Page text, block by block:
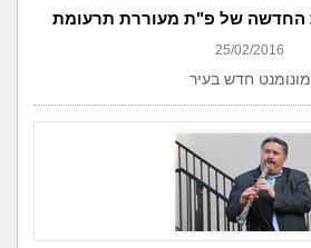
החדשה של פ"ת מעוררת תרעומת
25/02/2016
מונומנט חדש בעיר